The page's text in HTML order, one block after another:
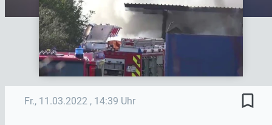
Fr., 11.03.2022 , 14:39 Uhr bookmark_border